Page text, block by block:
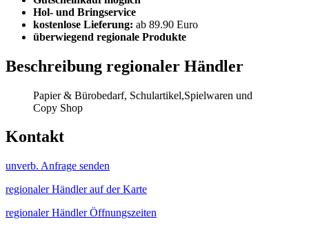
Hol- und Bringservice
kostenlose Lieferung: ab 89.90 Euro
überwiegend regionale Produkte
Beschreibung regionaler Händler
Papier & Bürobedarf, Schulartikel,Spielwaren und
Copy Shop
Kontakt
unverb. Anfrage senden
regionaler Händler auf der Karte
regionaler Händler Öffnungszeiten